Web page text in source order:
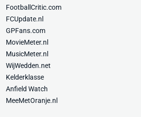
FootballCritic.com
FCUpdate.nl
GPFans.com
MovieMeter.nl
MusicMeter.nl
WijWedden.net
Kelderklasse
Anfield Watch
MeeMetOranje.nl